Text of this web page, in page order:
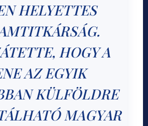
HELYETTES
HOGY A
AZ EGYIK
KÜLFÖLDRE
MAGYAR